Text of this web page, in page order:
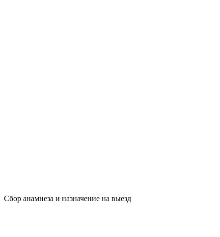
Сбор анамнеза и назначение на выезд